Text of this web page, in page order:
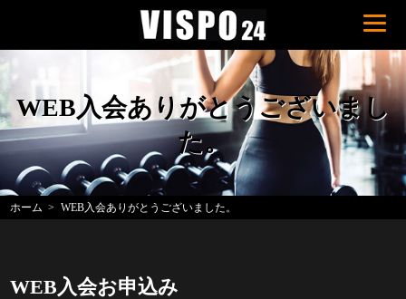
WEB入会ありがとうございまし
た。
ホーム WEB入会ありがとうございました。
WEB入会お申込み